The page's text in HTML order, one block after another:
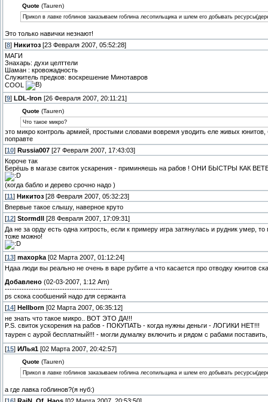
Quote(Tauren)
Прикол в лавке гоблинов заказываем гоблина лесопильщика и шлем его добывать
Это только навички незнают!
[8] Никитоз [23 Февраля 2007, 05:52:28]
МАГИ
Знахарь: духи целттели
Шаман : кровожадность
Служитель предков: воскрешение Минотавров
СООL
[9] LDL-Iron [26 Февраля 2007, 20:11:21]
Quote(Tauren)
Что такое микро?
это микро контроль армией, простыми словами вовремя уводить еле живых
поправте
[10] Russia007 [27 Февраля 2007, 17:43:03]
Короче так
Берёшь в магазе свиток ускарения - приминяешь на рабов ! ОНИ БЫСТРЫ КАК
(когда бабло и дерево срочно надо )
[11 ] Никитоз [28 Февраля 2007, 05:32:23]
Впервые такое слышу, наверное круто
[12] Stormdll
[28 Февраля 2007, 17:09:31]
Да не за орду есть одна хитрость, если к примеру игра затянулась и рудник умер,
тоже можно!
[13] maxopka [02 Марта 2007, 01:12:24]
Ндаа люди вы реально не очень в варе рубите а что касается про отводку юнитов
Добавлено (02-03-2007, 1:12 Am)
---------------------------------------------
ps скока сообшений надо для сержанта
[14] Hellborn [02 Марта 2007, 06:35:12]
не знать что такое микро.. ВОТ ЭТО ДА!!!
P.S. свиток ускорения на рабов - ПОКУПАТЬ - когда нужны деньги - ЛОГИКИ НЕТ!!!
таурен с аурой бесплатный!!! - могли думалку включить и рядом с рабами
[15] ИЛья1 [02 Марта 2007, 20:42:57]
Quote(Tauren)
Прикол в лавке гоблинов заказываем гоблина лесопильщика и шлем его добывать
а где лавка гоблинов?(я нуб:)